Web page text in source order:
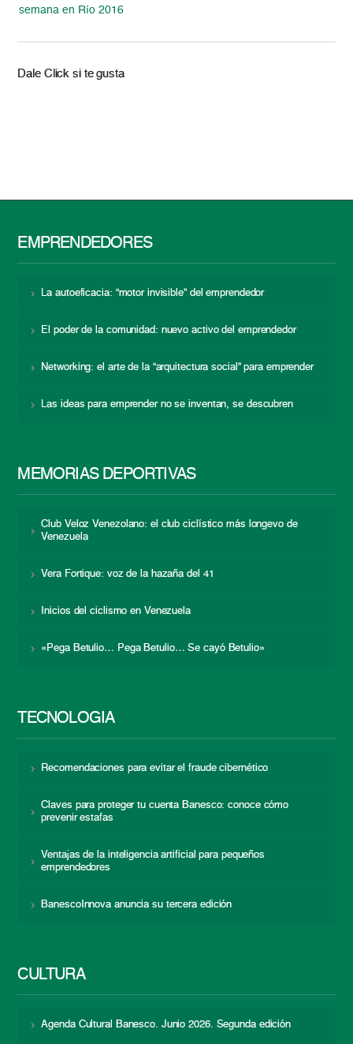
semana en Río 2016
Dale Click si te gusta
EMPRENDEDORES
La autoeficacia: “motor invisible” del emprendedor
El poder de la comunidad: nuevo activo del emprendedor
Networking: el arte de la “arquitectura social” para emprender
Las ideas para emprender no se inventan, se descubren
MEMORIAS DEPORTIVAS
Club Veloz Venezolano: el club ciclístico más longevo de
Venezuela
Vera Fortique: voz de la hazaña del 41
Inicios del ciclismo en Venezuela
«Pega Betulio… Pega Betulio… Se cayó Betulio»
TECNOLOGÍA
Recomendaciones para evitar el fraude cibernético
Claves para proteger tu cuenta Banesco: conoce cómo
prevenir estafas
Ventajas de la inteligencia artificial para pequeños
emprendedores
BanescoInnova anuncia su tercera edición
CULTURA
Agenda Cultural Banesco. Junio 2026. Segunda edición